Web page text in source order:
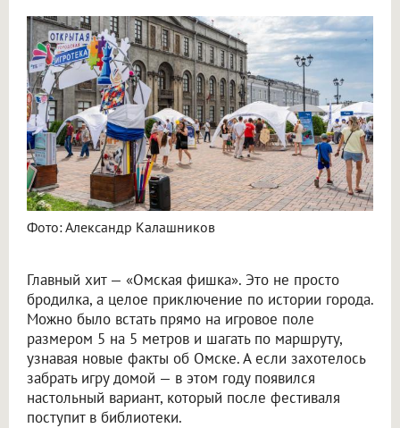
Фото: Александр Калашников
Главный хит — «Омская фишка». Это не просто
бродилка, а целое приключение по истории города.
Можно было встать прямо на игровое поле
размером 5 на 5 метров и шагать по маршруту,
узнавая новые факты об Омске. А если захотелось
забрать игру домой — в этом году появился
настольный вариант, который после фестиваля
поступит в библиотеки.